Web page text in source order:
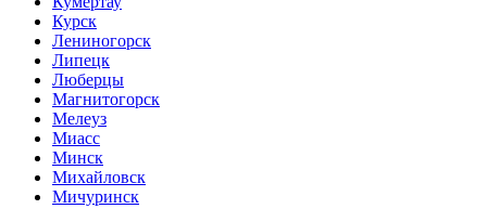
Курск
Лениногорск
Липецк
Люберцы
Магнитогорск
Мелеуз
Миасс
Минск
Михайловск
Мичуринск